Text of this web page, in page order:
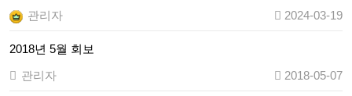
관리자
2024-03-19
2018년 5월 회보
관리자
2018-05-07